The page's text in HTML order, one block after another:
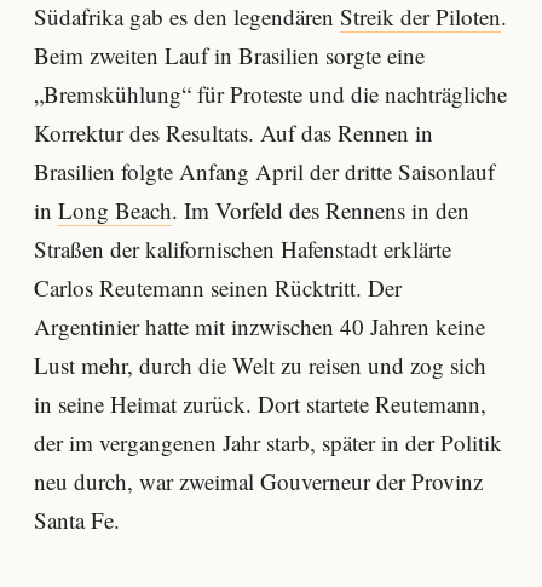
Südafrika gab es den legendären Streik der Piloten.
Beim zweiten Lauf in Brasilien sorgte eine
„Bremskühlung“ für Proteste und die nachträgliche
Korrektur des Resultats. Auf das Rennen in
Brasilien folgte Anfang April der dritte Saisonlauf
in Long Beach. Im Vorfeld des Rennens in den
Straßen der kalifornischen Hafenstadt erklärte
Carlos Reutemann seinen Rücktritt. Der
Argentinier hatte mit inzwischen 40 Jahren keine
Lust mehr, durch die Welt zu reisen und zog sich
in seine Heimat zurück. Dort startete Reutemann,
der im vergangenen Jahr starb, später in der Politik
neu durch, war zweimal Gouverneur der Provinz
Santa Fe.